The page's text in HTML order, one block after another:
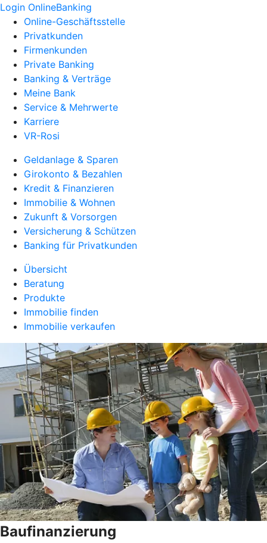
Login OnlineBanking
Online-Geschäftsstelle
Privatkunden
Firmenkunden
Private Banking
Banking & Verträge
Meine Bank
Service & Mehrwerte
Karriere
VR-Rosi
Geldanlage & Sparen
Girokonto & Bezahlen
Kredit & Finanzieren
Immobilie & Wohnen
Zukunft & Vorsorgen
Versicherung & Schützen
Banking für Privatkunden
Übersicht
Beratung
Produkte
Immobilie finden
Immobilie verkaufen
Baufinanzierung